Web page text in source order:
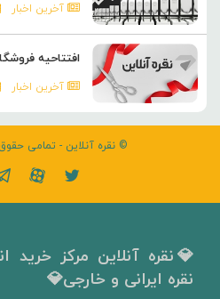
آخرین اخبار
افتتاحیه
آخرین اخبار
© نقره آنلاین - تمامی
💎نقره آنلاین مرکز
نقره ایرانی و خارجی💎